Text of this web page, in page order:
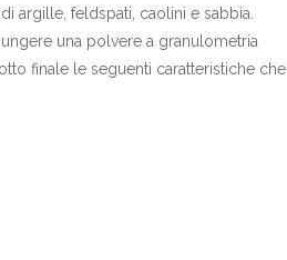
argille, feldspati, caolini e sabbia.
una polvere a granulometria
finale le seguenti caratteristiche che